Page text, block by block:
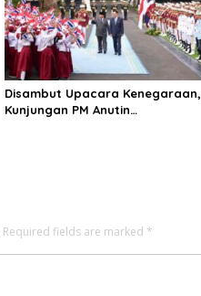
Disambut Upacara Kenegaraan,
Kunjungan PM Anutin
Required fields are marked *